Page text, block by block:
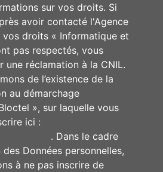
sur vos droits. Si
avoir contacté l'Agence
vos droits « Informatique et
pas respectés, vous
une réclamation à la CNIL.
de l’existence de la
au démarchage
», sur laquelle vous
ici :
. Dans le cadre
Données personnelles,
à ne pas inscrire de